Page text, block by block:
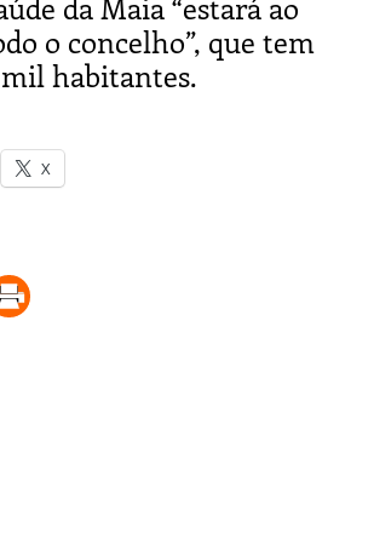
o concelho”, que tem
mil habitantes.
X